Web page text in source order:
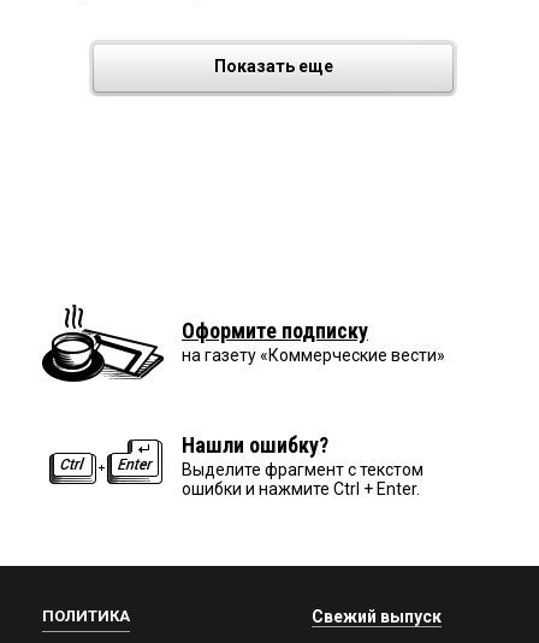
Показать еще
Оформите подписку
на газету «Коммерческие вести»
Нашли ошибку?
Выделите фрагмент с текстом
ошибки и нажмите Ctrl + Enter.
ПОЛИТИКА Свежий выпуск